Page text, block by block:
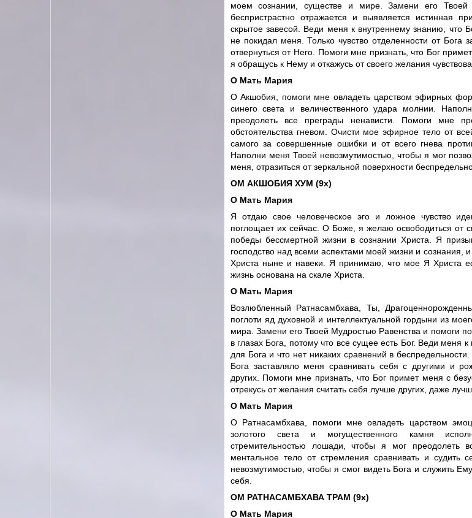
моем сознании, существе и мире. Замени его Твоей
беспристрастно отражается и выявляется истинная
скрытое завесой. Веди меня к внутреннему знанию, что
не покидал меня. Только чувство отделенности от Бога
отвернуться от Него. Помоги мне признать, что Бог
я обращусь к Нему и откажусь от своего желания
О Мать Мария
О Акшобия, помоги мне овладеть царством эфирных
синего света и величественного удара молнии.
преодолеть все преграды ненависти. Помоги мне
обстоятельства гневом. Очисти мое эфирное тело от
самого за совершенные ошибки и от всего гнева
Наполни меня Твоей невозмутимостью, чтобы я мог
меня, отразиться от зеркальной поверхности
ОМ АКШОБИЯ ХУМ (9х)
О Мать Мария
Я отдаю свое человеческое эго и ложное чувство
поглощает их сейчас. О Боже, я желаю освободиться от
победы бессмертной жизни в сознании Христа. Я
господство над всеми аспектами моей жизни и
Христа ныне и навеки. Я принимаю, что мое Я Христа
жизнь основана на скале Христа.
О Мать Мария
Возлюбленный Ратнасамбхава, Ты,
поглоти яд духовной и интеллектуальной гордыни из
мира. Замени его Твоей Мудростью Равенства и помоги
в глазах Бога, потому что все сущее есть Бог. Веди меня
для Бога и что нет никаких сравнений в
Бога заставляло меня сравнивать себя с другими и
других. Помоги мне признать, что Бог примет меня с
отрекусь от желания считать себя лучше других, даже
О Мать Мария
О Ратнасамбхава, помоги мне овладеть царством
золотого света и могущественного камня
стремительностью лошади, чтобы я мог преодолеть
ментальное тело от стремления сравнивать и судить
невозмутимостью, чтобы я смог видеть Бога и служить
себя.
ОМ РАТНАСАМБХАВА ТРАМ (9х)
О Мать Мария